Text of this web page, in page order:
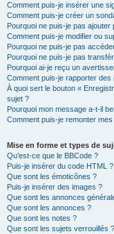
Comment puis-je insérer une
Comment puis-je créer un
Pourquoi ne puis-je pas ajouter
Comment puis-je modifier ou
Pourquoi ne puis-je pas
Pourquoi ne puis-je pas
Pourquoi ai-je reçu un
Comment puis-je rapporter
À quoi sert le bouton «
sujet ?
Pourquoi mon message a-t-il
Comment puis-je remonter
Mise en forme et types de
Qu’est-ce que le BBCode ?
Puis-je insérer du code HTML ?
Que sont les émoticônes ?
Puis-je insérer des images ?
Que sont les annonces
Que sont les annonces ?
Que sont les notes ?
Que sont les sujets verrouillés ?